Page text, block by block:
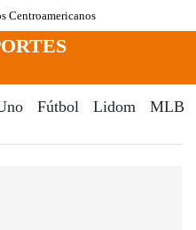
Centroamericanos
Fútbol Lidom MLB